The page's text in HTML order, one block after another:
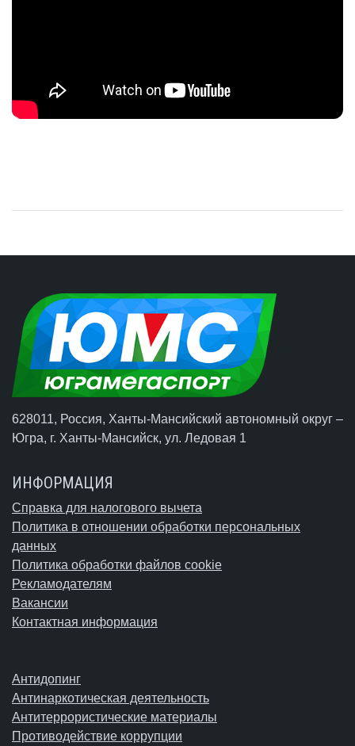
628011, Россия, Ханты-Мансийский автономный округ –
Югра, г. Ханты-Мансийск, ул. Ледовая 1
ИНФОРМАЦИЯ
Справка для налогового вычета
Политика в отношении обработки персональных
данных
Политика обработки файлов cookie
Рекламодателям
Вакансии
Контактная информация
Антидопинг
Антинаркотическая деятельность
Антитеррористические материалы
Противодействие коррупции